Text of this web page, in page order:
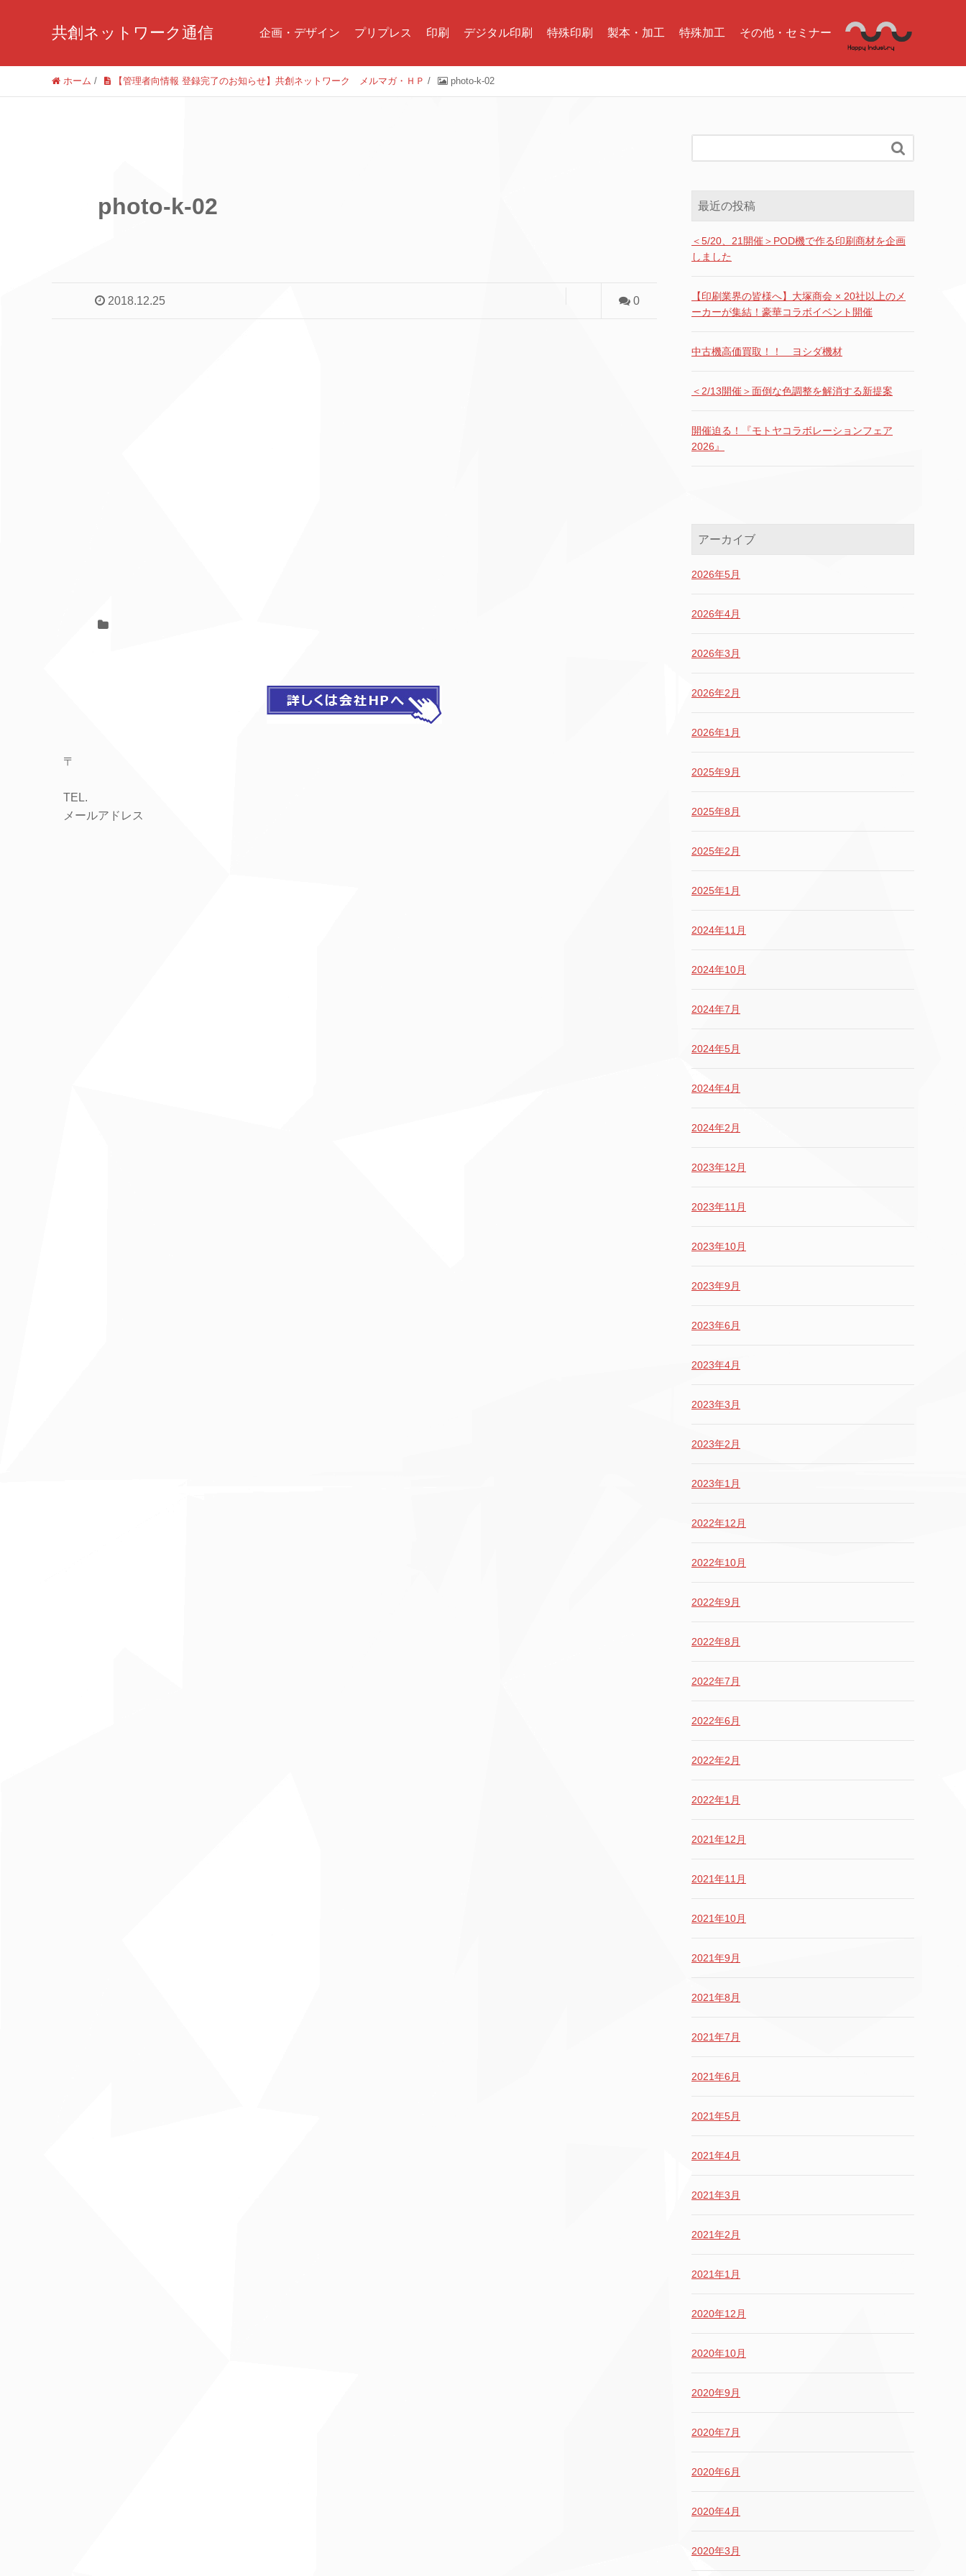
共創ネットワーク通信 企画・デザイン プリプレス 印刷 デジタル印刷 特殊印刷 製本・加工 特殊加工 その他・セミナー
ホーム / 【管理者向情報 登録完了のお知らせ】共創ネットワーク メルマガ・ＨＰ / photo-k-02
photo-k-02
2018.12.25 0
〒
TEL.
メールアドレス

最近の投稿
＜5/20、21開催＞POD機で作る印刷商材を企画
しました
【印刷業界の皆様へ】大塚商会 × 20社以上のメ
ーカーが集結！豪華コラボイベント開催
中古機高価買取！！ ヨシダ機材
＜2/13開催＞面倒な色調整を解消する新提案
開催迫る！『モトヤコラボレーションフェア
2026』
アーカイブ
2026年5月
2026年4月
2026年3月
2026年2月
2026年1月
2025年9月
2025年8月
2025年2月
2025年1月
2024年11月
2024年10月
2024年7月
2024年5月
2024年4月
2024年2月
2023年12月
2023年11月
2023年10月
2023年9月
2023年6月
2023年4月
2023年3月
2023年2月
2023年1月
2022年12月
2022年10月
2022年9月
2022年8月
2022年7月
2022年6月
2022年2月
2022年1月
2021年12月
2021年11月
2021年10月
2021年9月
2021年8月
2021年7月
2021年6月
2021年5月
2021年4月
2021年3月
2021年2月
2021年1月
2020年12月
2020年10月
2020年9月
2020年7月
2020年6月
2020年4月
2020年3月